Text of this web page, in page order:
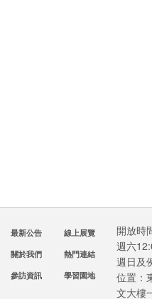
最新公告
關於我們
參訪資訊
線上展覽
熱門連結
學習園地
開放時
週六
週日及
位置：
文大樓